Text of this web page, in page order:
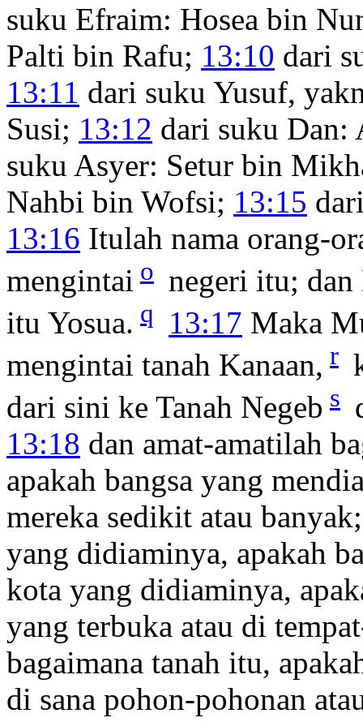
suku Efraim: Hosea bin
Palti bin Rafu; 13:10 dari
13:11 dari suku Yusuf,
Susi; 13:12 dari suku
suku Asyer: Setur bin
Nahbi bin Wofsi; 13:15
13:16 Itulah nama orang-
mengintai o negeri itu; dan
itu Yosua. q 13:17 Maka
mengintai tanah Kanaan, r
dari sini ke Tanah Negeb s
13:18 dan amat-amatilah
apakah bangsa yang
mereka sedikit atau
yang didiaminya, apakah
kota yang didiaminya,
yang terbuka atau di
bagaimana tanah itu,
di sana pohon-pohonan